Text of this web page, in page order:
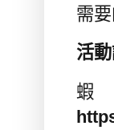
需
活